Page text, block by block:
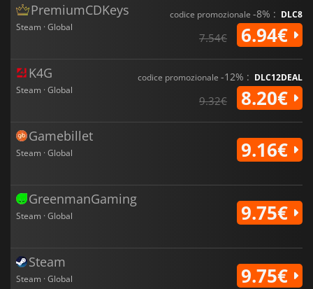
PremiumCDKeys
Steam · Global
codice promozionale -8% : DLC8
7.54€ 6.94€
K4G
Steam · Global
codice promozionale -12% : DLC12DEAL
9.32€ 8.20€
Gamebillet
Steam · Global 9.16€
GreenmanGaming
Steam · Global 9.75€
Steam
Steam · Global 9.75€